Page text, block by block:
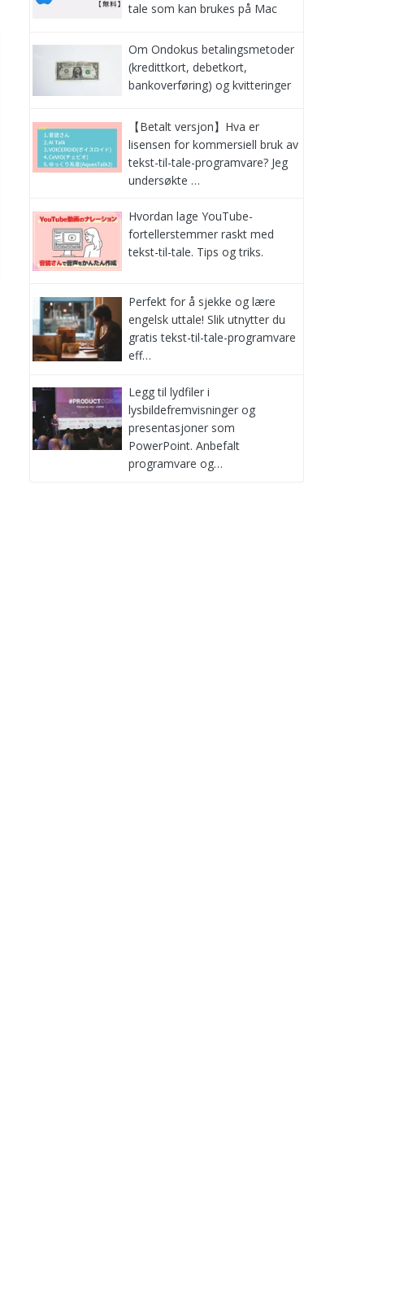
tale som kan brukes på Mac
Om Ondokus betalingsmetoder
(kredittkort, debetkort,
bankoverføring) og kvitteringer
【Betalt versjon】Hva er
lisensen for kommersiell bruk av
tekst-til-tale-programvare? Jeg
undersøkte …
Hvordan lage YouTube-
fortellerstemmer raskt med
tekst-til-tale. Tips og triks.
Perfekt for å sjekke og lære
engelsk uttale! Slik utnytter du
gratis tekst-til-tale-programvare
eff…
Legg til lydfiler i
lysbildefremvisninger og
presentasjoner som
PowerPoint. Anbefalt
programvare og…